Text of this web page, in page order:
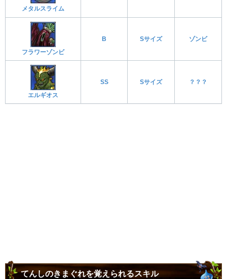
メタルスライム
フラワーゾンビ
B Sサイズ ゾンビ
エルギオス
SS Sサイズ ？？？
てんしのきまぐれを覚えられるスキル